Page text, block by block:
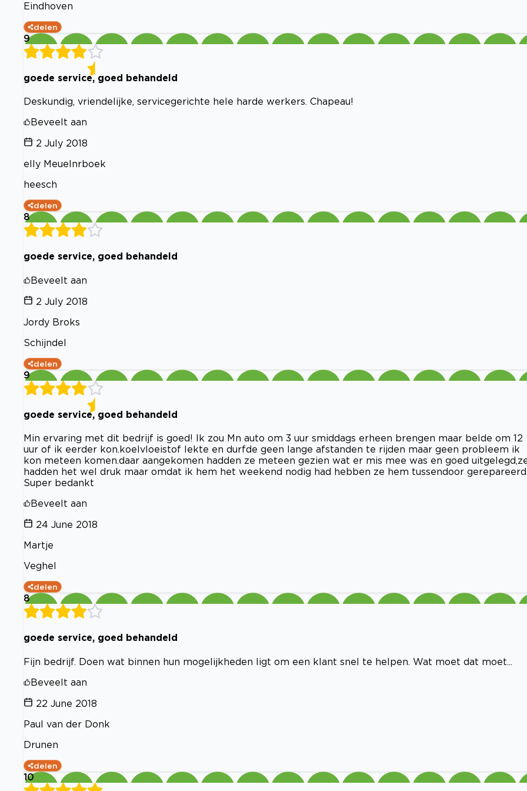
Eindhoven
delen
9
goede service, goed behandeld
Deskundig, vriendelijke, servicegerichte hele harde werkers. Chapeau!
Beveelt aan
2 July 2018
elly Meuelnrboek
heesch
delen
8
goede service, goed behandeld
Beveelt aan
2 July 2018
Jordy Broks
Schijndel
delen
9
goede service, goed behandeld
Min ervaring met dit bedrijf is goed! Ik zou Mn auto om 3 uur smiddags erheen brengen maar belde om 12
uur of ik eerder kon.koelvloeistof lekte en durfde geen lange afstanden te rijden maar geen probleem ik
kon meteen komen.daar aangekomen hadden ze meteen gezien wat er mis mee was en goed
hadden het wel druk maar omdat ik hem het weekend nodig had hebben ze hem tussendoor
Super bedankt
Beveelt aan
24 June 2018
Martje
Veghel
delen
8
goede service, goed behandeld
Fijn bedrijf. Doen wat binnen hun mogelijkheden ligt om een klant snel te helpen. Wat moet dat moet...
Beveelt aan
22 June 2018
Paul van der Donk
Drunen
delen
10